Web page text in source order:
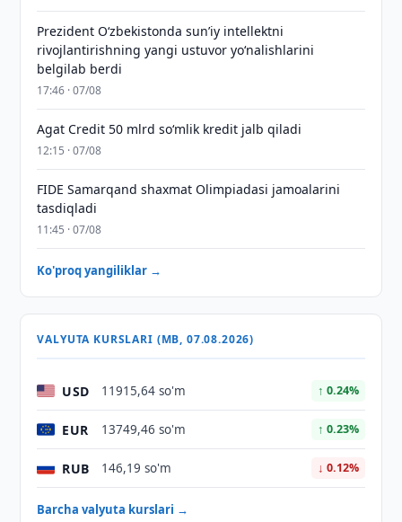
Prezident Oʻzbekistonda sunʼiy intellektni
rivojlantirishning yangi ustuvor yoʻnalishlarini
belgilab berdi
17:46 · 07/08
Agat Credit 50 mlrd so‘mlik kredit jalb qiladi
12:15 · 07/08
FIDE Samarqand shaxmat Olimpiadasi jamoalarini
tasdiqladi
11:45 · 07/08
Ko'proq yangiliklar →
VALYUTA KURSLARI (MB, 07.08.2026)
USD 11915,64 so'm ↑ 0.24%
EUR 13749,46 so'm ↑ 0.23%
RUB 146,19 so'm ↓ 0.12%
Barcha valyuta kurslari →